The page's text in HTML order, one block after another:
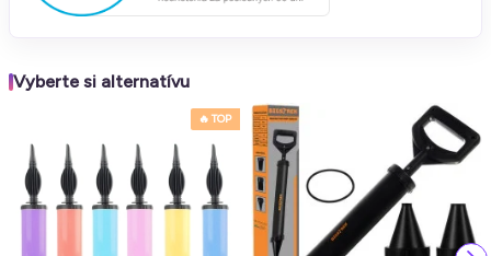
Vyberte si alternatívu
🔥 TOP